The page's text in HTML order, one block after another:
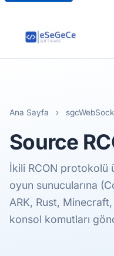
Ana Sayfa ›
Source
İkili RCON protokolü
oyun sunucularına
ARK, Rust,
konsol komutları